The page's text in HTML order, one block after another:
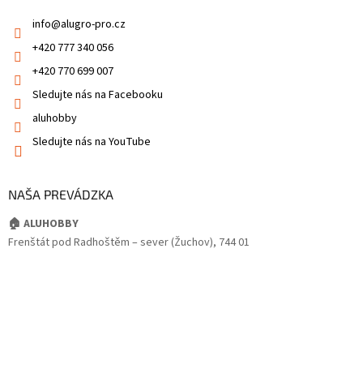
info@alugro-pro.cz
+420 777 340 056
+420 770 699 007
Sledujte nás na Facebooku
aluhobby
Sledujte nás na YouTube
NAŠA PREVÁDZKA
🏠 ALUHOBBY
Frenštát pod Radhoštěm – sever (Žuchov), 744 01